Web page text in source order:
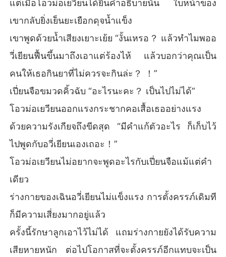
แต่เมื่อโอวม่อเยวียนได้ยินคำอธิบายนั้น ใบหน้าของ
เขากลับยิ่งเย็นยะเยือกดุจน้ำแข็ง
เขาพูดด้วยน้ำเสียงเยาะเย้ย “งั้นเหรอ？ แล้วทำไมพออ
วี่เยียนฟื้นขึ้นมาถึงเอาแต่ร้องไห้ แล้วบอกว่าคุณเป็น
คนให้เธอกินยาที่ไม่ควรจะกินล่ะ？ ！”
เปี่ยนจือขมวดคิ้วฉับ “อะไรนะคะ？ เป็นไปไม่ได้”
โอวม่อเยวียนออกแรงกระชากคอเสื้อเธออย่างแรง
ด้วยความรังเกียจถึงขีดสุด “มีคำแก้ตัวอะไร ก็เก็บไว้
ไปพูดกับอวี่เยียนเองเถอะ！”
โอวม่อเยวียนไม่อยากจะพูดอะไรกับเปี่ยนจือแม้แต่คำ
เดียว
ร่างกายของเฉินอวี่เยียนไม่แข็งแรง การตั้งครรภ์เดิมที
ก็มีความเสี่ยงมากอยู่แล้ว
ครั้งนี้รักษาลูกเอาไว้ไม่ได้ แถมร่างกายยังได้รับความ
เสียหายหนัก ต่อไปโอกาสที่จะตั้งครรภ์อีกแทบจะเป็น